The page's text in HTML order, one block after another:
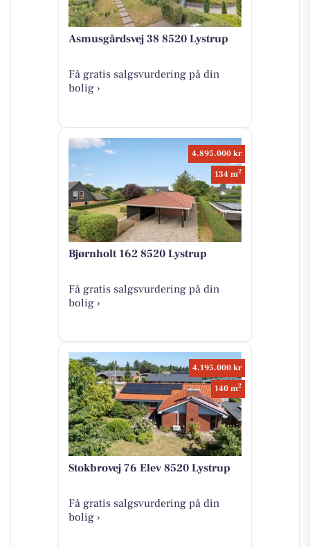
Asmusgårdsvej 38 8520 Lystrup
Få gratis salgsvurdering på din
bolig ›
4.895.000 kr
134 m2
Bjørnholt 162 8520 Lystrup
Få gratis salgsvurdering på din
bolig ›
4.195.000 kr
140 m2
Stokbrovej 76 Elev 8520 Lystrup
Få gratis salgsvurdering på din
bolig ›